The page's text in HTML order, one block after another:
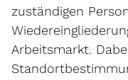
zuständigen
Arbeitsmarkt.